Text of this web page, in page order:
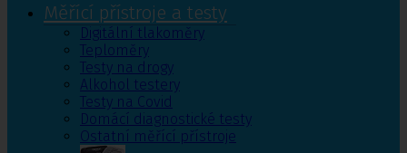
Měřící přístroje a testy
Digitální tlakoměry
Teploměry
Testy na drogy
Alkohol testery
Testy na Covid
Domácí diagnostické testy
Ostatní měřící přístroje